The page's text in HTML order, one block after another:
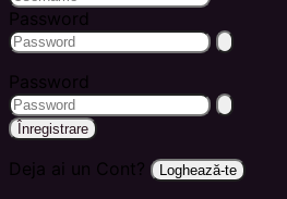
Password
Password
Înregistrare
Deja ai un Cont? Loghează-te